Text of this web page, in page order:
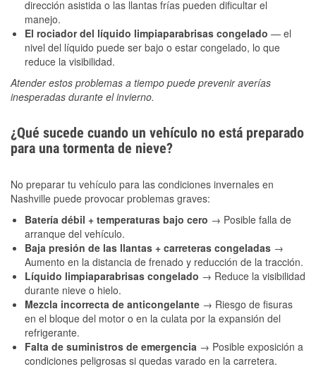
dirección asistida o las llantas frías pueden dificultar el
manejo.
El rociador del líquido limpiaparabrisas congelado — el
nivel del líquido puede ser bajo o estar congelado, lo que
reduce la visibilidad.
Atender estos problemas a tiempo puede prevenir averías
inesperadas durante el invierno.
¿Qué sucede cuando un vehículo no está preparado
para una tormenta de nieve?
No preparar tu vehículo para las condiciones invernales en
Nashville puede provocar problemas graves:
Batería débil + temperaturas bajo cero → Posible falla de
arranque del vehículo.
Baja presión de las llantas + carreteras congeladas →
Aumento en la distancia de frenado y reducción de la tracción.
Líquido limpiaparabrisas congelado → Reduce la visibilidad
durante nieve o hielo.
Mezcla incorrecta de anticongelante → Riesgo de fisuras
en el bloque del motor o en la culata por la expansión del
refrigerante.
Falta de suministros de emergencia → Posible exposición a
condiciones peligrosas si quedas varado en la carretera.